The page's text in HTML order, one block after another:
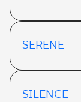
SERENE
SILENCE